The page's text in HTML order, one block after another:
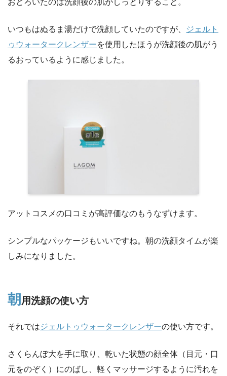
おどろいたのは洗顔後の肌がしっとりすること。
いつもはぬるま湯だけで洗顔していたのですが、
ジェルト
ゥウォータークレンザーを使用したほうが洗顔後の肌がう
るおっているように感じました。
アットコスメの口コミが高評価なのもうなずけます。
シンプルなパッケージもいいですね。朝の洗顔タイムが楽
しみになりました。
朝 用洗顔の使い方
それではジェルトゥウォータークレンザーの使い方です。
さくらんぼ大を手に取り、乾いた状態の顔全体（目元・口
元をのぞく）にのばし、軽くマッサージするように汚れを